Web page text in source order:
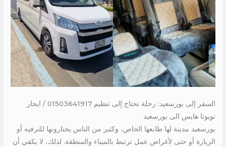
السفر إلى بورسعيد: رحلة تحتاج إلى تنظيم 01503641917 / ايجار
تويوتا هايس الى بورسعيد
بورسعيد مدينة لها طابعها الخاص، وكثير من الناس يختارونها للترفيه أو
الزيارة أو حتى لأغراض عمل ترتبط بالميناء والمنطقة. لذلك، لا يكفي أن